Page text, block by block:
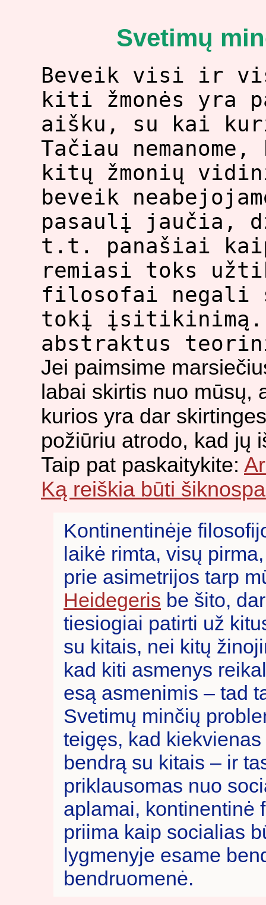
Svetimų
Beveik visi ir
kiti žmonės yra
aišku, su kai
Tačiau
kitų žmonių
beveik
pasaulį jaučia,
t.t. panašiai
remiasi toks
filosofai negali
tokį
abstraktus
Jei paimsime
labai skirtis nuo mūsų,
kurios yra dar
požiūriu atrodo, kad jų
Taip pat paskaitykite:
Ką reiškia būti
Kontinentinėje
laikė rimta, visų
prie asimetrijos tarp
Heidegeris be šito,
tiesiogiai patirti už
su kitais, nei kitų
kad kiti asmenys
esą asmenimis – tad
Svetimų minčių
teigęs, kad
bendrą su kitais – ir
priklausomas nuo
aplamai, kontinentinė
priima kaip socialias
lygmenyje esame
bendruomenė.